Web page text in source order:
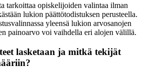
tarkoittaa opiskelijoiden valintaa ilman
lukion päättötodistuksen perusteella.
yleensä lukion arvosanojen
painoarvo voi vaihdella eri alojen välillä.
lasketaan ja mitkä tekijät